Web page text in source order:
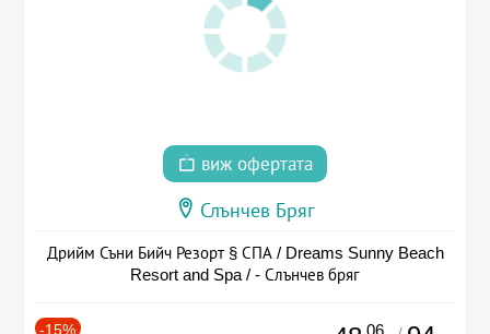
виж офертата
Слънчев Бряг
Дрийм Съни Бийч Резорт § СПА / Dreams Sunny Beach
Resort and Spa / - Слънчев бряг
-15%